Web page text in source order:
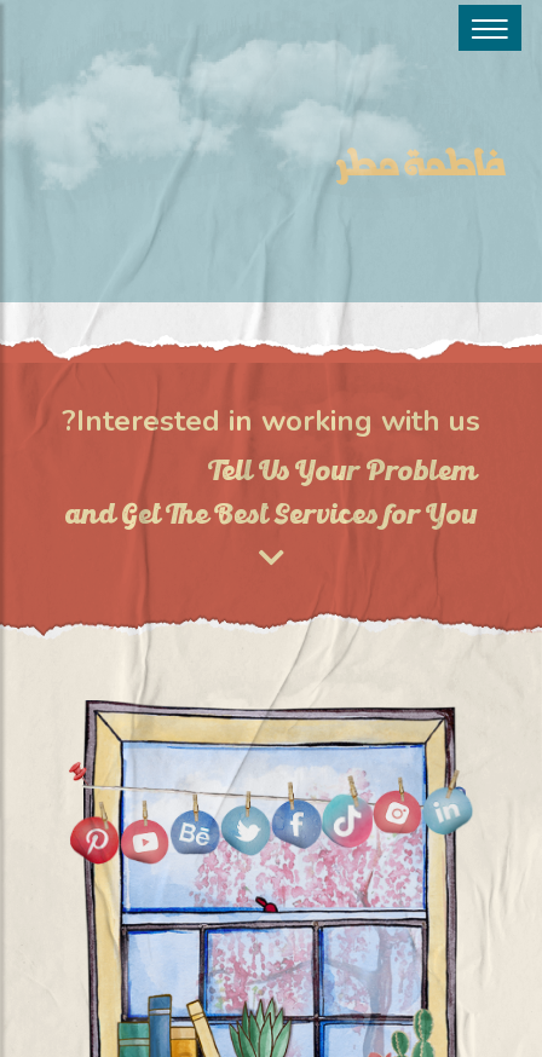
فاطمة مطر
Interested in working with us?
Tell Us Your Problem
and Get The Best Services for You